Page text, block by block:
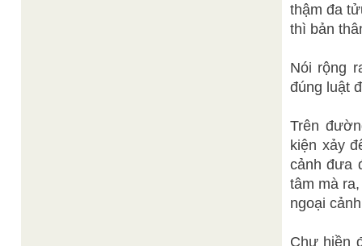
thậm đa
thì bản
Nói rộng
đúng luật
Trên
kiện xảy
cảnh đưa
tâm mà
ngoại
Chư hiền